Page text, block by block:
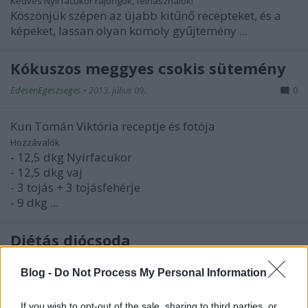
Blog - Do Not Process My Personal Information
If you wish to opt-out of the sale, sharing to third parties, or
Köszönjük szépen az újabb kitűnő recepteket, és a
képeket, lassan olyan komoly gyűjtemény ...
Kókuszos meggyes csokis sütemény
EdesenEgeszseges • 2013. július 09. 0
Kun Tomán Viktória receptje és fotója
Hozzávalók
- 12,5 dkg Nyírfacukor
- 12,5 dkg vaj
- 3 tojás + 3 tojásfehérje
- 9 dkg ...
Diétás diócsoda